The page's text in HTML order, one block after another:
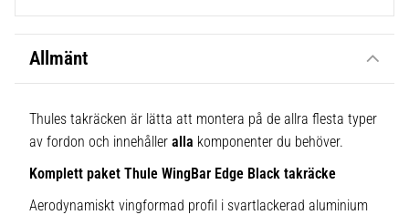
Allmänt
Thules takräcken är lätta att montera på de allra flesta typer
av fordon och innehåller alla komponenter du behöver.
Komplett paket Thule WingBar Edge Black takräcke
Aerodynamiskt vingformad profil i svartlackerad aluminium